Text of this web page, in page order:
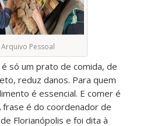
Pessoal
é só um prato de comida, de
reduz danos. Para quem
é essencial. E comer é
frase é do coordenador de
Florianópolis e foi dita à